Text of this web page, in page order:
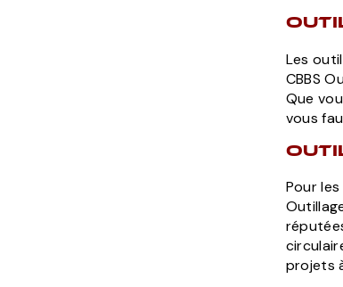
Les
CBBS
Que
vous
Pour
projets